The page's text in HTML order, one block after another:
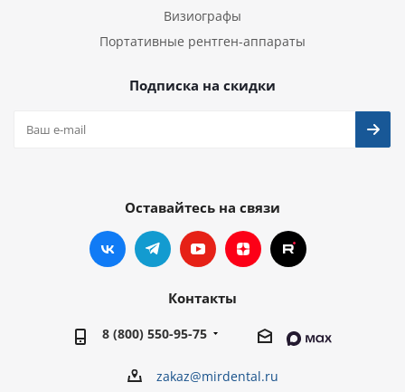
Визиографы
Портативные рентген-аппараты
Подписка на скидки
Оставайтесь на связи
Контакты
8 (800) 550-95-75
zakaz@mirdental.ru